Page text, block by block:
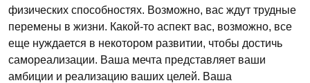
физических способностях. Возможно, вас ждут трудные
перемены в жизни. Какой-то аспект вас, возможно, все
еще нуждается в некотором развитии, чтобы достичь
самореализации. Ваша мечта представляет ваши
амбиции и реализацию ваших целей. Ваша